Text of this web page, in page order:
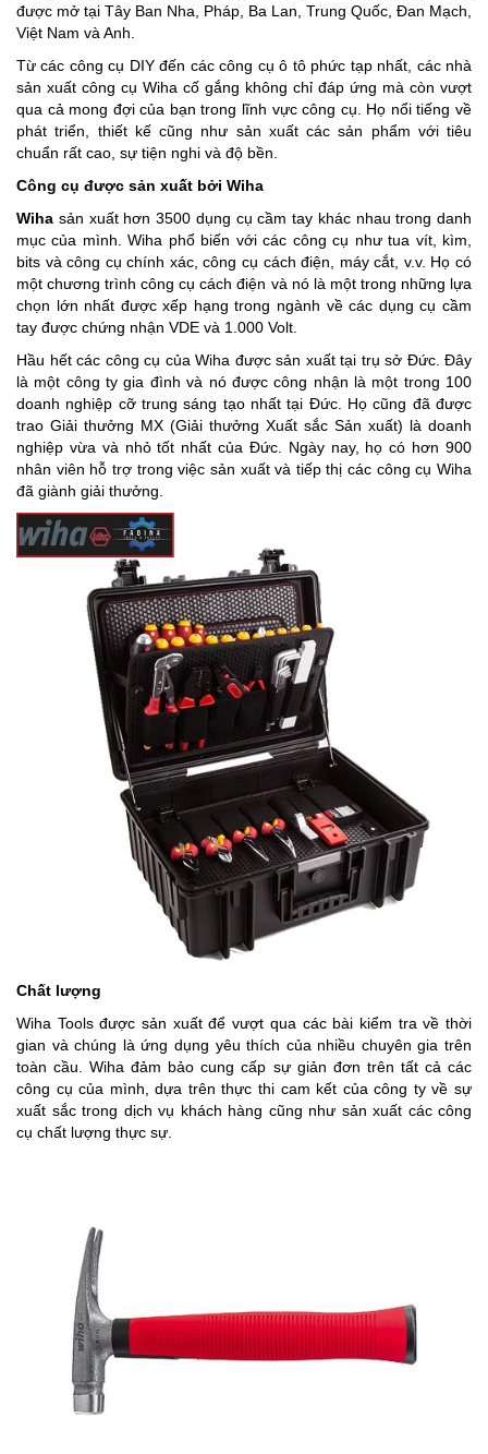
được mở tại Tây Ban Nha, Pháp, Ba Lan, Trung Quốc, Đan Mạch,
Việt Nam và Anh.
Từ các công cụ DIY đến các công cụ ô tô phức tạp nhất, các nhà
sản xuất công cụ Wiha cố gắng không chỉ đáp ứng mà còn vượt
qua cả mong đợi của bạn trong lĩnh vực công cụ. Họ nổi tiếng về
phát triển, thiết kế cũng như sản xuất các sản phẩm với tiêu
chuẩn rất cao, sự tiện nghi và độ bền.
Công cụ được sản xuất bởi Wiha
Wiha sản xuất hơn 3500 dụng cụ cầm tay khác nhau trong danh
mục của mình. Wiha phổ biến với các công cụ như tua vít, kìm,
bits và công cụ chính xác, công cụ cách điện, máy cắt, v.v. Họ có
một chương trình công cụ cách điện và nó là một trong những lựa
chọn lớn nhất được xếp hạng trong ngành về các dụng cụ cầm
tay được chứng nhận VDE và 1.000 Volt.
Hầu hết các công cụ của Wiha được sản xuất tại trụ sở Đức. Đây
là một công ty gia đình và nó được công nhận là một trong 100
doanh nghiệp cỡ trung sáng tạo nhất tại Đức. Họ cũng đã được
trao Giải thưởng MX (Giải thưởng Xuất sắc Sản xuất) là doanh
nghiệp vừa và nhỏ tốt nhất của Đức. Ngày nay, họ có hơn 900
nhân viên hỗ trợ trong việc sản xuất và tiếp thị các công cụ Wiha
đã giành giải thưởng.
Chất lượng
Wiha Tools được sản xuất để vượt qua các bài kiểm tra về thời
gian và chúng là ứng dụng yêu thích của nhiều chuyên gia trên
toàn cầu. Wiha đảm bảo cung cấp sự giản đơn trên tất cả các
công cụ của mình, dựa trên thực thi cam kết của công ty về sự
xuất sắc trong dịch vụ khách hàng cũng như sản xuất các công
cụ chất lượng thực sự.